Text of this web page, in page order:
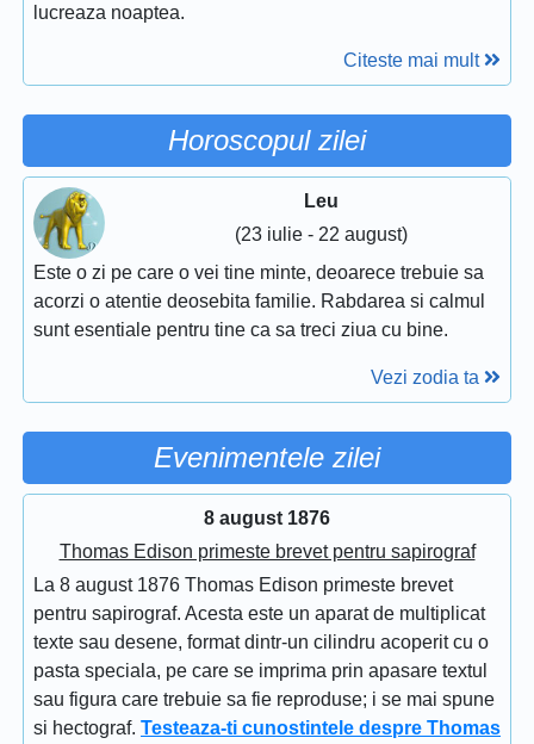
lucreaza noaptea.
Citeste mai mult
Horoscopul zilei
Leu
(23 iulie - 22 august)
Este o zi pe care o vei tine minte, deoarece trebuie sa
acorzi o atentie deosebita familie. Rabdarea si calmul
sunt esentiale pentru tine ca sa treci ziua cu bine.
Vezi zodia ta
Evenimentele zilei
8 august 1876
Thomas Edison primeste brevet pentru sapirograf
La 8 august 1876 Thomas Edison primeste brevet
pentru sapirograf. Acesta este un aparat de multiplicat
texte sau desene, format dintr-un cilindru acoperit cu o
pasta speciala, pe care se imprima prin apasare textul
sau figura care trebuie sa fie reproduse; i se mai spune
si hectograf. Testeaza-ti cunostintele despre Thomas